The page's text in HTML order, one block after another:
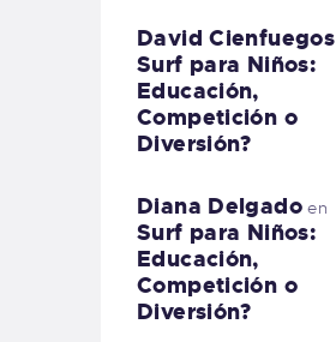
David Cienfuegos
Surf para Niños:
Educación,
Competición o
Diversión?
Diana Delgadoen
Surf para Niños:
Educación,
Competición o
Diversión?